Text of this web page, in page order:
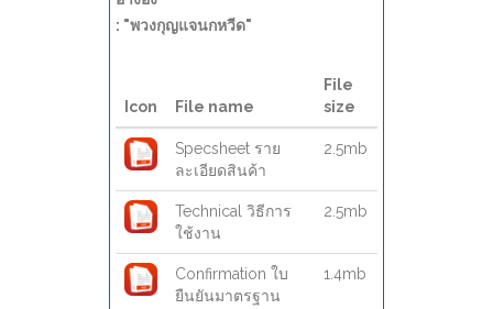
: "พวงกุญแจนกหวีด"
Icon File name
File
size
Specsheet ราย
ละเอียดสินค้า
2.5mb
Technical วิธีการ
ใช้งาน
2.5mb
Confirmation ใบ
ยืนยันมาตรฐาน
1.4mb